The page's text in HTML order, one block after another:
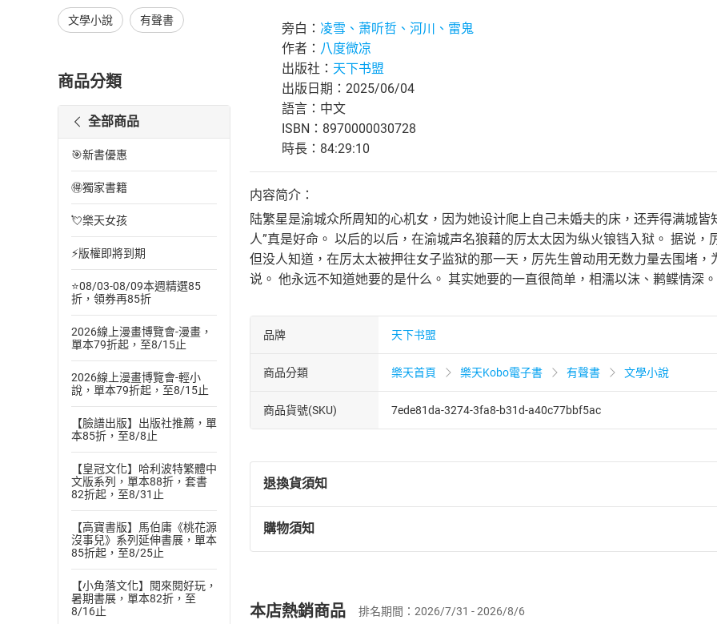
文學小說 有聲書
商品分類
全部商品
🎯新書優惠
🉐獨家書籍
💘樂天女孩
⚡版權即將到期
⭐08/03-08/09本週精選85
折，領券再85折
2026線上漫畫博覽會-漫畫，
單本79折起，至8/15止
2026線上漫畫博覽會-輕小
說，單本79折起，至8/15止
【臉譜出版】出版社推薦，單
本85折，至8/8止
【皇冠文化】哈利波特繁體中
文版系列，單本88折，套書
82折起，至8/31止
【高寶書版】馬伯庸《桃花源
沒事兒》系列延伸書展，單本
85折起，至8/25止
【小角落文化】閱來閱好玩，
暑期書展，單本82折，至
8/16止
旁白： 凌雪、萧听哲、河川、雷鬼
作者： 八度微凉
出版社： 天下书盟
出版日期：2025/06/04
語言：中文
ISBN：8970000030728
時長：84:29:10
内容简介：
陆繁星是渝城众所周知的心机女，因为她设计爬上自己未婚夫的床，还弄得满城
人”真是好命。 以后的以后，在渝城声名狼藉的厉太太因为纵火锒铛入狱。 据说
但没人知道，在厉太太被押往女子监狱的那一天，厉先生曾动用无数力量去围堵
说。 他永远不知道她要的是什么。 其实她要的一直很简单，相濡以沫、鹣鲽情深。
品牌 天下书盟
商品分類 樂天首頁 樂天Kobo電子書 有聲書 文學小說
商品貨號(SKU) 7ede81da-3274-3fa8-b31d-a40c77bbf5ac
退換貨須知
退換貨規定：
(一)依消費者保護法第19條第1項後段暨通訊交易解除權合理例外情事適用
(二)消費者訂購本店鋪之商品即代表知悉本店鋪所銷售之商品為電子書，
購物須知
本店熱銷商品 排名期間：2026/7/31 - 2026/8/6